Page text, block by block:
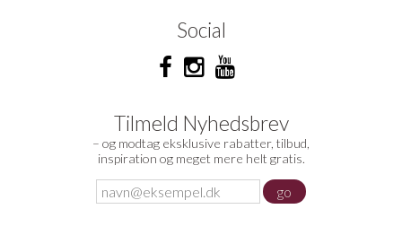
Social
Tilmeld Nyhedsbrev
– og modtag eksklusive rabatter, tilbud,
inspiration og meget mere helt gratis.